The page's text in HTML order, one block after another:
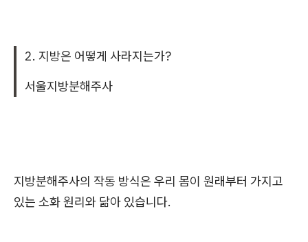
2. 지방은 어떻게 사라지는가?
서울지방분해주사
지방분해주사의 작동 방식은 우리 몸이 원래부터 가지고
있는 소화 원리와 닮아 있습니다.